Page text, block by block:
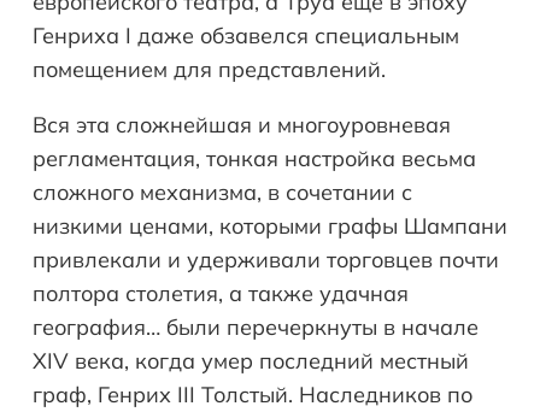
Генриха I даже обзавелся специальным
помещением для представлений.
Вся эта сложнейшая и многоуровневая
регламентация, тонкая настройка весьма
сложного механизма, в сочетании с
низкими ценами, которыми графы Шампани
привлекали и удерживали торговцев почти
полтора столетия, а также удачная
география… были перечеркнуты в начале
XIV века, когда умер последний местный
граф, Генрих III Толстый. Наследников по